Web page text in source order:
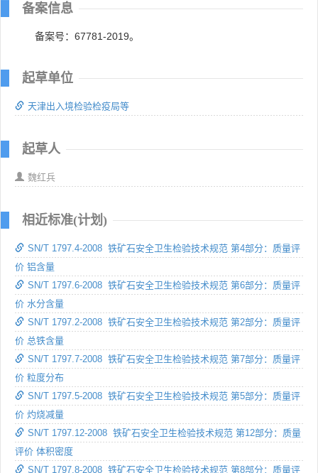
备案信息
备案号：67781-2019。
起草单位
天津出入境检验检疫局等
起草人
魏红兵
相近标准(计划)
SN/T 1797.4-2008 铁矿石安全卫生检验技术规范 第4部分：质量评
价 铝含量
SN/T 1797.6-2008 铁矿石安全卫生检验技术规范 第6部分：质量评
价 水分含量
SN/T 1797.2-2008 铁矿石安全卫生检验技术规范 第2部分：质量评
价 总铁含量
SN/T 1797.7-2008 铁矿石安全卫生检验技术规范 第7部分：质量评
价 粒度分布
SN/T 1797.5-2008 铁矿石安全卫生检验技术规范 第5部分：质量评
价 灼烧减量
SN/T 1797.12-2008 铁矿石安全卫生检验技术规范 第12部分：质量
评价 体积密度
SN/T 1797.8-2008 铁矿石安全卫生检验技术规范 第8部分：质量评